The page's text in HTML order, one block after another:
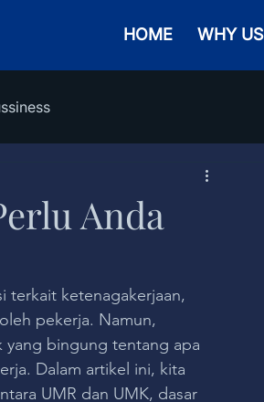
HOME WHY US
Anda
terkait ketenagakerjaan,
pekerja. Namun,
yang bingung tentang apa
Dalam artikel ini, kita
UMR dan UMK, dasar